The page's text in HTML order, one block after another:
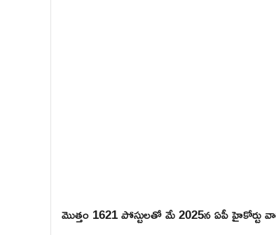
మొత్తం 1621 పోస్టులతో మే 2025న ఏపీ హైకోర్టు